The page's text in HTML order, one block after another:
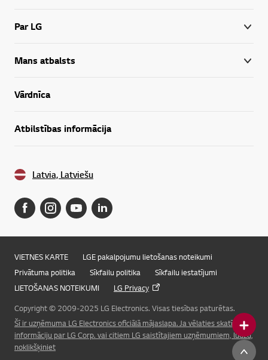
Online Chat
Par LG
Mans atbalsts
Vārdnīca
Atbilstības informācija
Latvia, Latviešu
VIETNES KARTE
LGE pakalpojumu lietošanas noteikumi
Privātuma politika
Sīkfailu politika
Sīkfailu iestatījumi
LIETOŠANAS NOTEIKUMI
LG Privacy
Copyright © 2009-2025 LG Electronics. Visas tiesības paturētas.
Šī ir uzņēmuma LG Electronics oficiālā mājaslapa. Ja vēlaties skatīt
informāciju par LG Corp. vai citiem LG saistītajiem uzņēmumiem, lūdzu,
noklikšķiniet